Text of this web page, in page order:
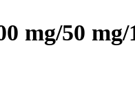
Viac ako 100
vybraných
mg/50